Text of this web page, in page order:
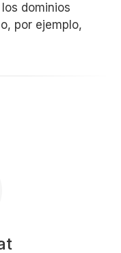
los dominios
por ejemplo,